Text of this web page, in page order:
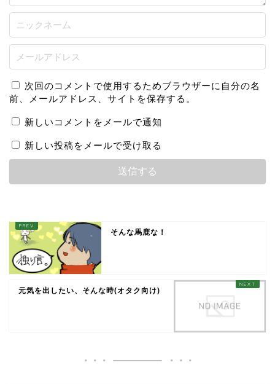
次回のコメントで使用するためブラウザーに自分の名
前、メールアドレス、サイトを保存する。
新しいコメントをメールで通知
新しい投稿をメールで受け取る
そんな馬鹿な！
元気を出したい、そんな時(オタク向け)